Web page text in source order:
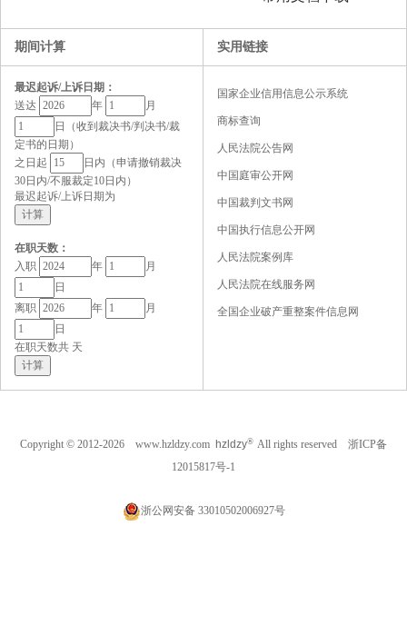
期间计算
最迟起诉/上诉日期：
送达
年
月
日（收到裁决书/判决书/裁
定书的日期）
之日起
日内（申请撤销裁决
30日内/不服裁定10日内）
最迟起诉/上诉日期为
在职天数：
入职
年
月
日
离职
年
月
日
在职天数共 天
实用链接
国家企业信用信息公示系统
商标查询
人民法院公告网
中国庭审公开网
中国裁判文书网
中国执行信息公开网
人民法院案例库
人民法院在线服务网
全国企业破产重整案件信息网
Copyright © 2012-2026 www.hzldzy.com hzldzy® All rights reserved 浙ICP备
12015817号-1
浙公网安备 33010502006927号